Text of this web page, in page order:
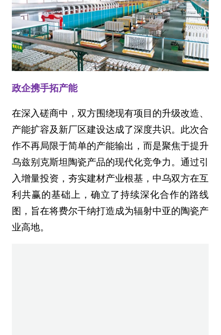
政企携手拓产能
在深入磋商中，双方围绕现有项目的升级改造、
产能扩容及新厂区建设达成了深度共识。此次合
作不再局限于简单的产能输出，而是聚焦于提升
乌兹别克斯坦陶瓷产品的现代化竞争力。通过引
入增量投资，夯实建材产业根基，中乌双方在互
利共赢的基础上，确立了持续深化合作的路线
图，旨在将费尔干纳打造成为辐射中亚的陶瓷产
业高地。